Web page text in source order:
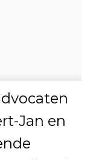
Jan en